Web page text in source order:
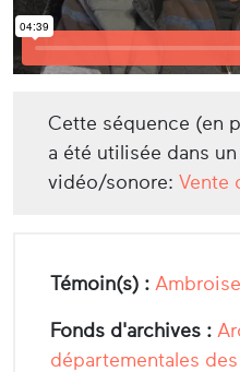
Cette séquence (en
a été utilisée dans
vidéo/sonore: Vente
Témoin(s) :
Fonds d'archives :
départementales